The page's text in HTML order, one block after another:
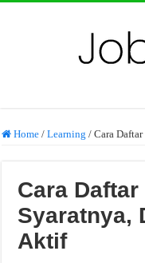
Home / Learning / Cara
Cara
Syaratnya,
Aktif